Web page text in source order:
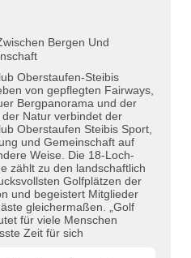
Bergen Und
Oberstaufen-Steibis
von gepflegten Fairways,
Bergpanorama und der
der Natur verbindet der
Oberstaufen Steibis Sport,
und Gemeinschaft auf
Weise. Die 18-Loch-
zählt zu den landschaftlich
Golfplätzen der
und begeistert Mitglieder
gleichermaßen. „Golf
für viele Menschen
Zeit für sich